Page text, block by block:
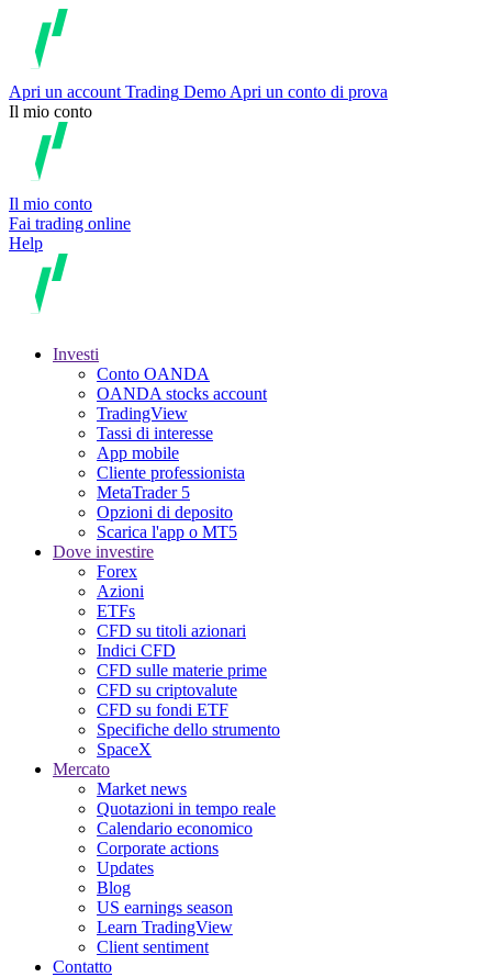
Apri un account Trading Demo Apri un conto di prova
Il mio conto
Il mio conto
Fai trading online
Help
Investi
Conto OANDA
OANDA stocks account
TradingView
Tassi di interesse
App mobile
Cliente professionista
MetaTrader 5
Opzioni di deposito
Scarica l'app o MT5
Dove investire
Forex
Azioni
ETFs
CFD su titoli azionari
Indici CFD
CFD sulle materie prime
CFD su criptovalute
CFD su fondi ETF
Specifiche dello strumento
SpaceX
Mercato
Market news
Quotazioni in tempo reale
Calendario economico
Corporate actions
Updates
Blog
US earnings season
Learn TradingView
Client sentiment
Contatto